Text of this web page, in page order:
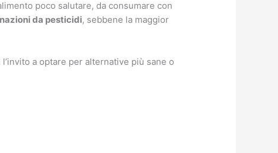
poco salutare, da consumare con
da pesticidi, sebbene la maggior
a optare per alternative più sane o